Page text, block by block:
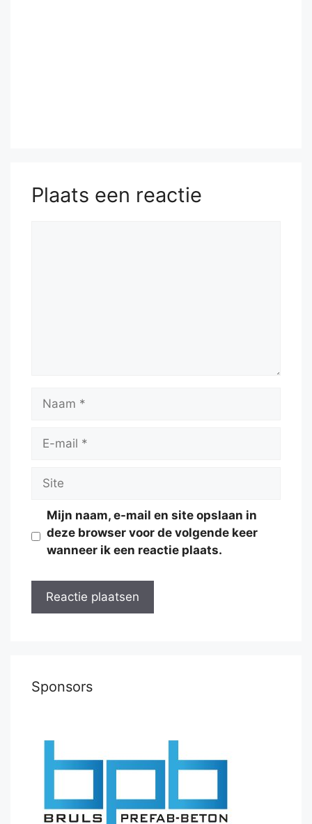
Plaats een reactie
Naam
Site
Mijn naam, e-mail en site opslaan in
deze browser voor de volgende keer
wanneer ik een reactie plaats.
Sponsors